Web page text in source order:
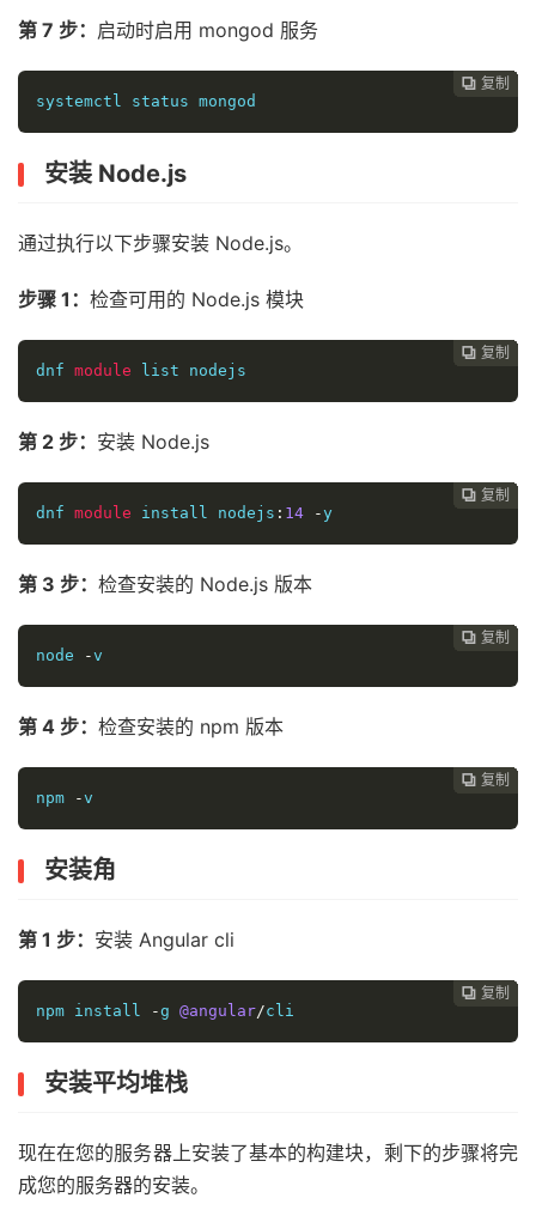
第 7 步： 启动时启用 mongod 服务
 复制
 复制
 复制
 复制
 复制
 复制
 复制
 复制
 复制
 复制
 复制
 复制
systemctl status mongod
安装 Node.js
通过执行以下步骤安装 Node.js。
步骤 1： 检查可用的 Node.js 模块
 复制
 复制
 复制
 复制
 复制
 复制
 复制
 复制
 复制
 复制
 复制
dnf module list nodejs
第 2 步： 安装 Node.js
 复制
 复制
 复制
 复制
 复制
 复制
 复制
 复制
 复制
 复制
dnf module install nodejs : 14 -y
第 3 步： 检查安装的 Node.js 版本
 复制
 复制
 复制
 复制
 复制
 复制
 复制
 复制
 复制
node
-v
第 4 步： 检查安装的 npm 版本
 复制
 复制
 复制
 复制
 复制
 复制
 复制
 复制
npm
-v
安装角
第 1 步： 安装 Angular cli
 复制
 复制
 复制
 复制
 复制
 复制
 复制
npm install
-g @angular/cli
安装平均堆栈
现在在您的服务器上安装了基本的构建块，剩下的步骤将完
成您的服务器的安装。